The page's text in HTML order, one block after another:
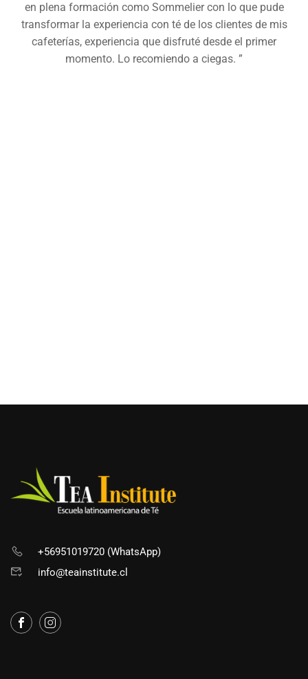
en plena formación como Sommelier con lo que pude
transformar la experiencia con té de los clientes de mis
cafeterías, experiencia que disfruté desde el primer
momento. Lo recomiendo a ciegas. ”
+56951019720 (WhatsApp)
info@teainstitute.cl